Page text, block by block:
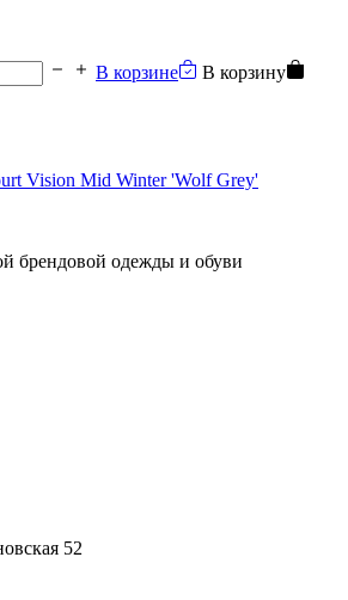
В корзине В корзину
Vision Mid Winter 'Wolf Grey'
брендовой одежды и обуви
52